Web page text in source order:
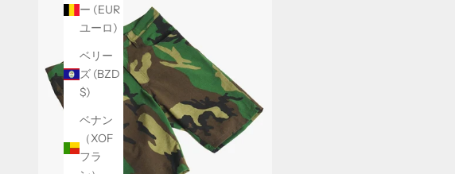
ー (EUR
ユーロ)
ベリー
ズ (BZD
$)
ベナン
（XOF
フラ